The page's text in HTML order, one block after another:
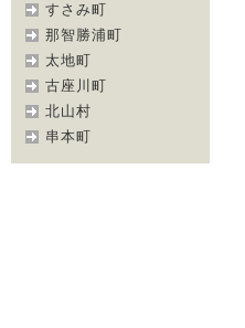
すさみ町
那智勝浦町
太地町
古座川町
北山村
串本町